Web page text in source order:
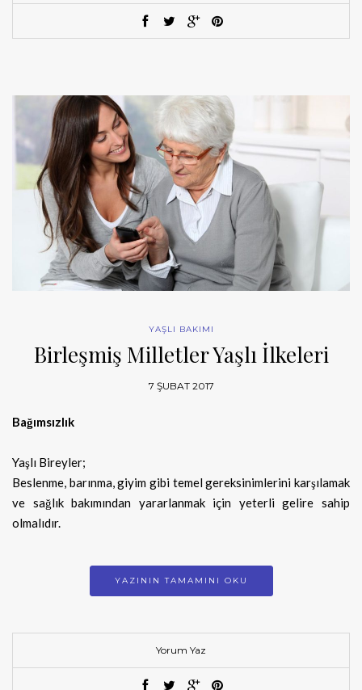
YAŞLI BAKIMI
Birleşmiş Milletler Yaşlı İlkeleri
7 ŞUBAT 2017
Bağımsızlık
Yaşlı Bireyler;
Beslenme, barınma, giyim gibi temel gereksinimlerini karşılamak
ve sağlık bakımından yararlanmak için yeterli gelire sahip
olmalıdır.
YAZININ TAMAMINI OKU
Yorum Yaz